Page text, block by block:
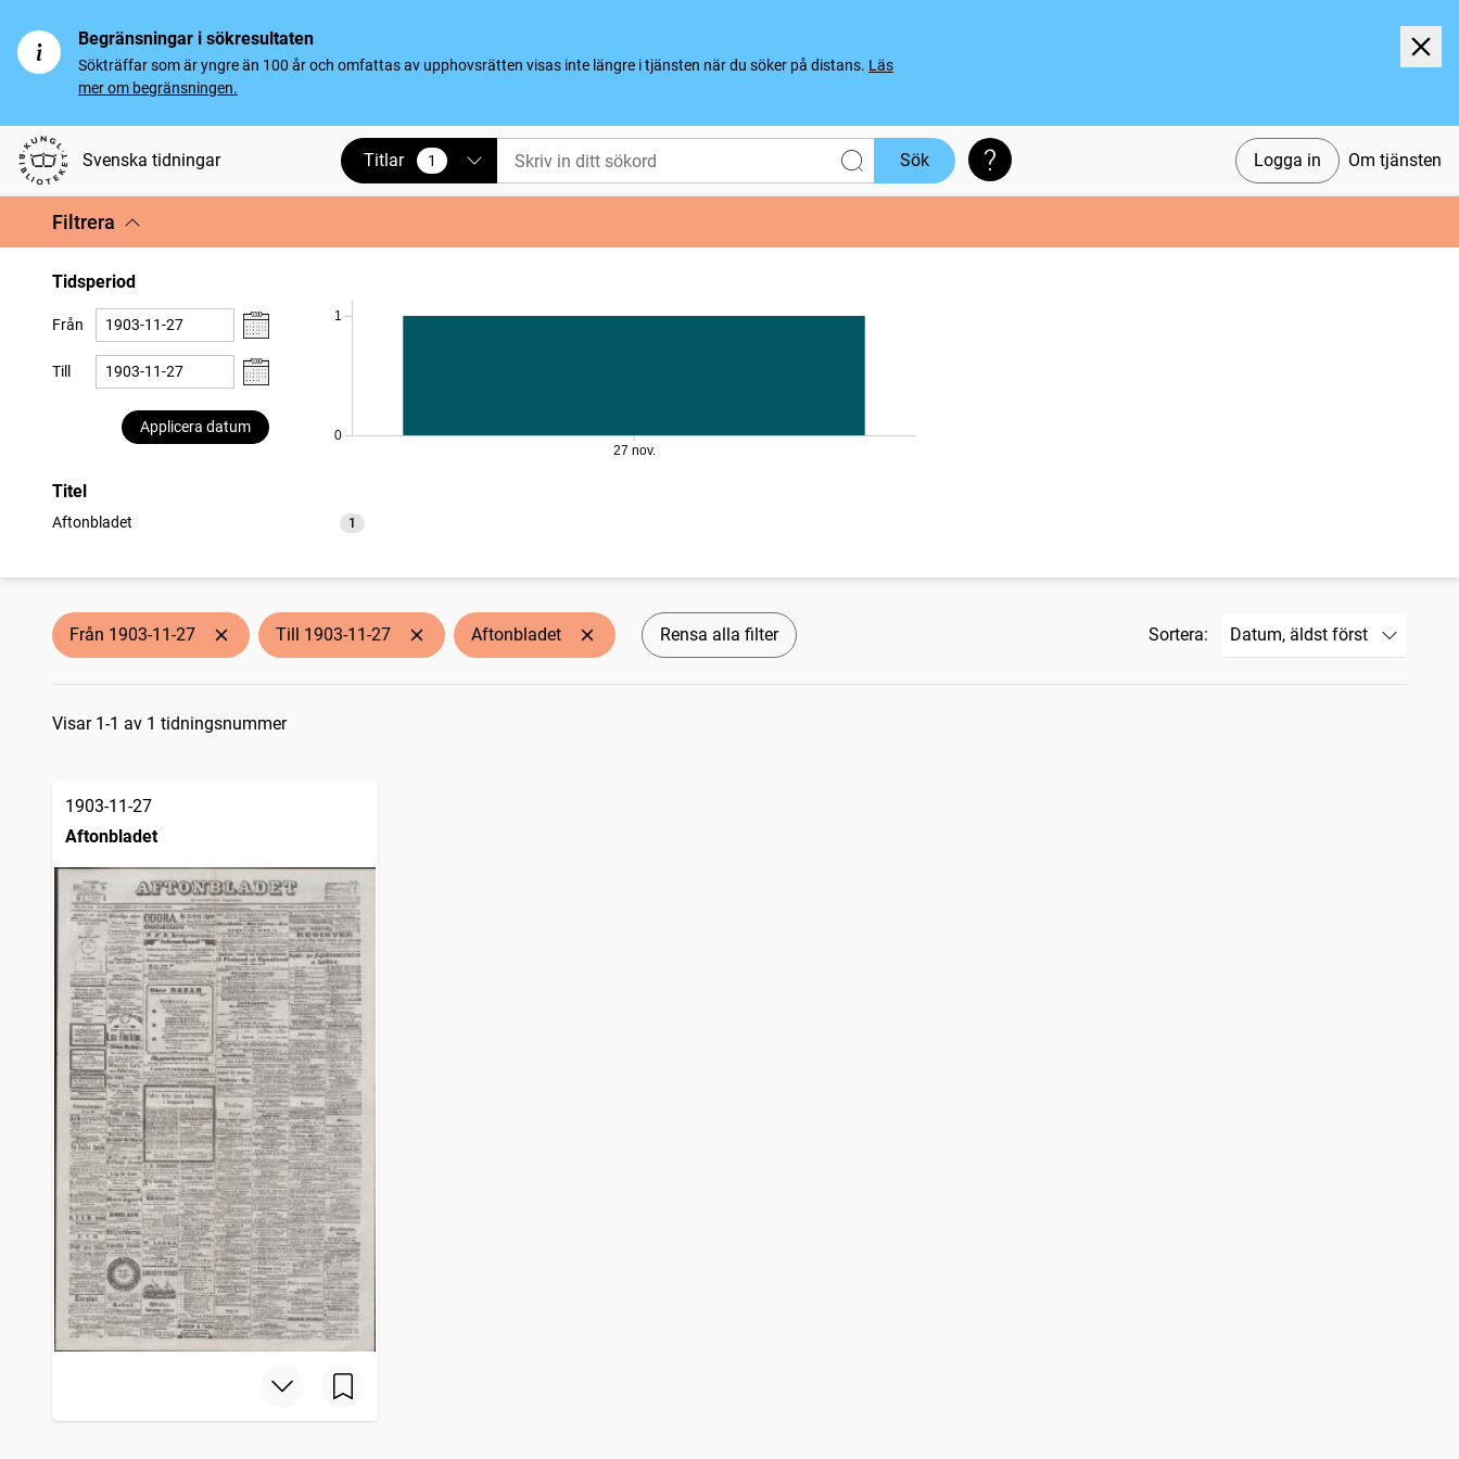
Begränsningar i sökresultaten
Sökträffar som är yngre än 100 år och omfattas av upphovsrätten visas inte längre i tjänsten när du söker på distans. Läs
mer om begränsningen.
Svenska tidningar Logga in Om tjänsten
Titlar 1
vald Sök Söktips
Filtrera
Tidsperiod
Från
Till
Applicera datum
0
1
27 nov.
Titel
Aftonbladet 1
träffar
Från 1903-11-27 Till 1903-11-27 Aftonbladet Rensa alla filter Sortera:
Sökresultat
Visar 1-1 av 1 tidningsnummer
1903-11-27
Aftonbladet